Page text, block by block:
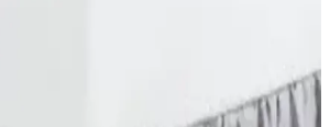
Dekorasyonu ve Konforu